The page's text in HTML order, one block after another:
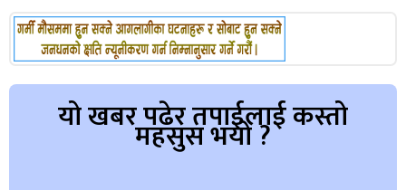
यो खबर पढेर तपाईलाई कस्तो
महसुस भयो ?